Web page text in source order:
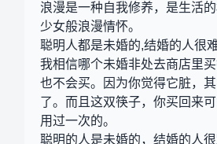
浪漫是一种自我修养，是生活
少女般浪漫情怀。
聪明人都是未婚的,结婚的人很
我相信哪个未婚非处去商店里
也不会买。因为你觉得它脏，
了。而且这双筷子，你买回来
用过一次的。
聪明的人是未婚的，结婚的人很